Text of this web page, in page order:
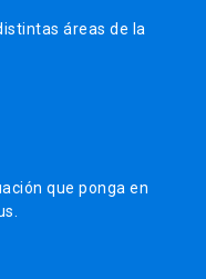
áreas de la
que ponga en